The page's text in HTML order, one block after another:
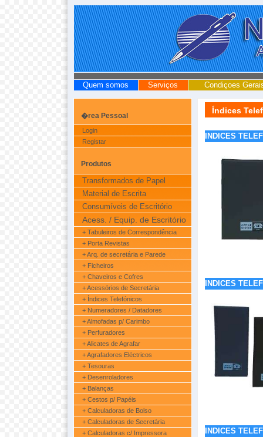
Quem somos Serviços Condiçoes
Índices
INDICES
INDICES
INDICES
�rea Pessoal
Login
Registar
Produtos
Transformados de Papel
Material de Escrita
Consumíveis de Escritório
Acess. / Equip. de Escritório
+ Tabuleiros de Correspondência
+ Porta Revistas
+ Arq. de secretária e Parede
+ Ficheiros
+ Chaveiros e Cofres
+ Acessórios de Secretária
+ Índices Telefónicos
+ Numeradores / Datadores
+ Almofadas p/ Carimbo
+ Perfuradores
+ Alicates de Agrafar
+ Agrafadores Eléctricos
+ Tesouras
+ Desenroladores
+ Balanças
+ Cestos p/ Papéis
+ Calculadoras de Bolso
+ Calculadoras de Secretária
+ Calculadoras c/ Impressora